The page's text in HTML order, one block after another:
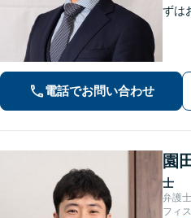
ずは
状
電話でお問い合わせ
園
士
弁護士
フィス